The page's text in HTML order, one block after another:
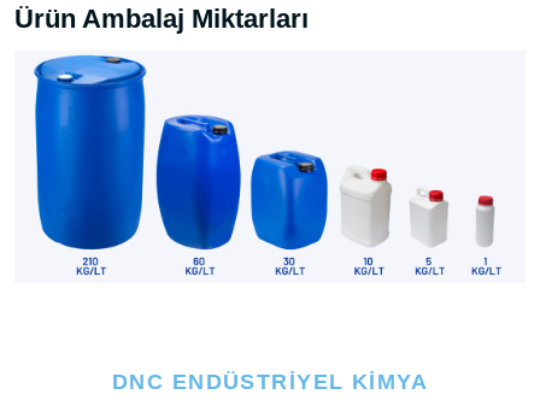
Ürün Ambalaj Miktarları
DNC ENDÜSTRIYEL KIMYA